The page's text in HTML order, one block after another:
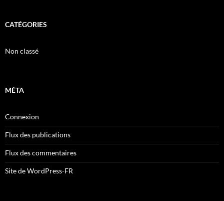
CATÉGORIES
Non classé
MÉTA
Connexion
Flux des publications
Flux des commentaires
Site de WordPress-FR